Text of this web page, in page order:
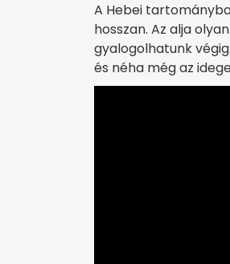
A Hebei
hosszan. Az alja
gyalogolhatunk
és néha még az